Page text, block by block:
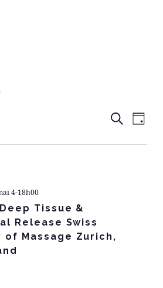
ET
Recherche
Jour
4-18h00
Tissue &
Release Swiss
of Massage Zurich,